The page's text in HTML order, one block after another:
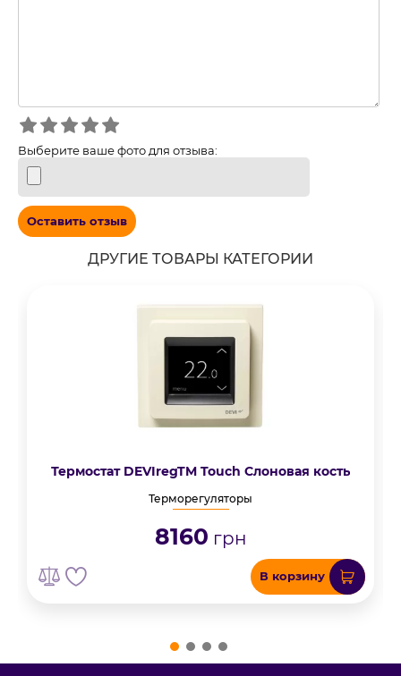
Выберите ваше фото для отзыва:
Оставить отзыв
ДРУГИЕ ТОВАРЫ КАТЕГОРИИ
Термостат DEVIregTM Touch Cлоновая кость
Терморегуляторы
8160 грн
В корзину